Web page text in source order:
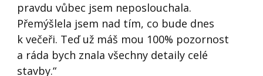
pravdu vůbec jsem neposlouchala.
Přemýšlela jsem nad tím, co bude dnes
k večeři. Teď už máš mou 100% pozornost
a ráda bych znala všechny detaily celé
stavby.“